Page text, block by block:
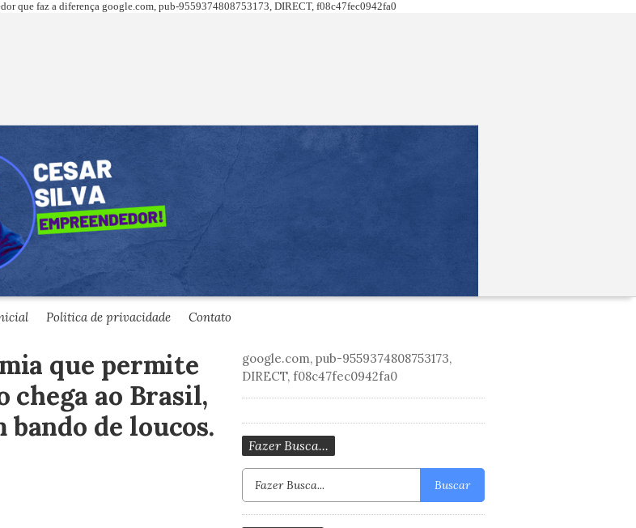
que faz a diferença google.com, pub-9559374808753173, DIRECT, f08c47fec0942fa0
Politica de privacidade Contato
que permite
chega ao Brasil,
de loucos.
google.com, pub-9559374808753173,
DIRECT, f08c47fec0942fa0
Fazer Busca...
Buscar